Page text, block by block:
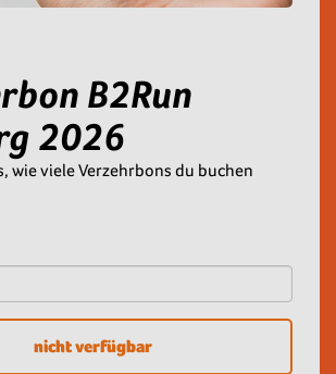
B2Run
2026
wie viele Verzehrbons du buchen
nicht verfügbar